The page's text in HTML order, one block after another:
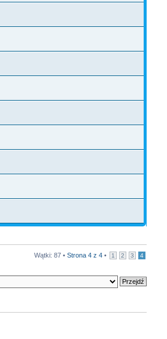
Wątki: 87 •Strona4 z4 • 1 2 3 4